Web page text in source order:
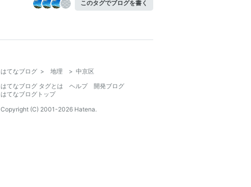
このタグでブログを書く
はてなブログ > 地理 > 中京区
はてなブログ タグとは
ヘルプ
開発ブログ
はてなブログトップ
Copyright (C) 2001-2026 Hatena.